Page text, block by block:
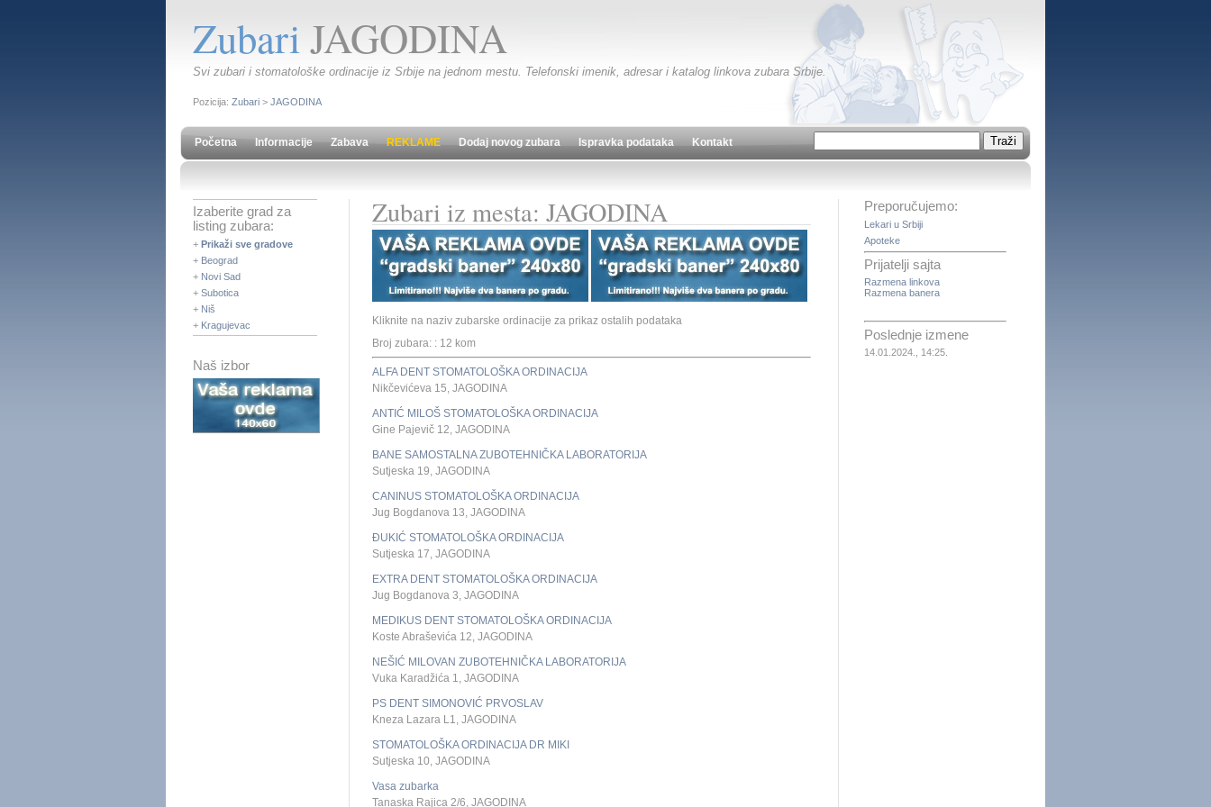
ZubariJAGODINA
Svi zubari i stomatološke ordinacije iz Srbije na jednom mestu. Telefonski imenik, adresar i katalog linkova zubara Srbije.
Pozicija: Zubari > JAGODINA
Početna Informacije Zabava REKLAME Dodaj novog zubara Ispravka podataka Kontakt
Izaberite grad za
listing zubara:
+ Prikaži sve gradove
+ Beograd
+ Novi Sad
+ Subotica
+ Niš
+ Kragujevac
Naš izbor
Zubari iz mesta: JAGODINA
Kliknite na naziv zubarske ordinacije za prikaz ostalih podataka
Broj zubara: : 12 kom
ALFA DENT STOMATOLOŠKA ORDINACIJA
Nikčevićeva 15, JAGODINA
ANTIĆ MILOŠ STOMATOLOŠKA ORDINACIJA
Gine Pajevič 12, JAGODINA
BANE SAMOSTALNA ZUBOTEHNIČKA LABORATORIJA
Sutjeska 19, JAGODINA
CANINUS STOMATOLOŠKA ORDINACIJA
Jug Bogdanova 13, JAGODINA
ĐUKIĆ STOMATOLOŠKA ORDINACIJA
Sutjeska 17, JAGODINA
EXTRA DENT STOMATOLOŠKA ORDINACIJA
Jug Bogdanova 3, JAGODINA
MEDIKUS DENT STOMATOLOŠKA ORDINACIJA
Koste Abraševića 12, JAGODINA
NEŠIĆ MILOVAN ZUBOTEHNIČKA LABORATORIJA
Vuka Karadžića 1, JAGODINA
PS DENT SIMONOVIĆ PRVOSLAV
Kneza Lazara L1, JAGODINA
STOMATOLOŠKA ORDINACIJA DR MIKI
Sutjeska 10, JAGODINA
Vasa zubarka
Tanaska Rajica 2/6, JAGODINA
Preporučujemo:
Lekari u Srbiji
Apoteke
Prijatelji sajta
Razmena linkova
Razmena banera
Poslednje izmene
14.01.2024., 14:25.